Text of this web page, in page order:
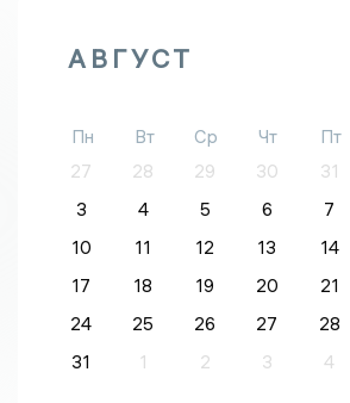
АВГУСТ
Пн Вт Ср Чт Пт
27
28 29 30 31
3
4 5 6 7
10
11 12 13 14
17
18 19 20 21
24
25 26 27 28
31
1 2 3 4